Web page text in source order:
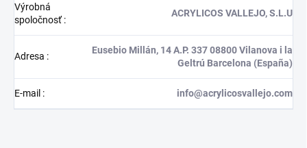
Výrobná
spoločnosť:
ACRYLICOS VALLEJO, S.L.U
Adresa :
Eusebio Millán, 14 A.P. 337 08800 Vilanova i la
Geltrú Barcelona (España)
E-mail : info@acrylicosvallejo.com